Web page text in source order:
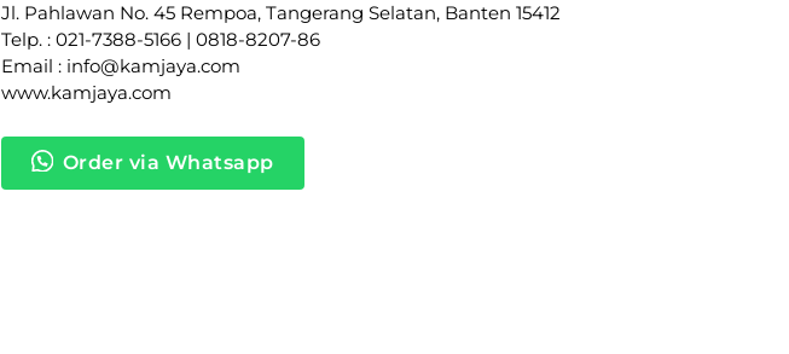
Jl. Pahlawan No. 45 Rempoa, Tangerang Selatan, Banten 15412
Telp. : 021-7388-5166 | 0818-8207-86
Email : info@kamjaya.com
www.kamjaya.com
Order via Whatsapp